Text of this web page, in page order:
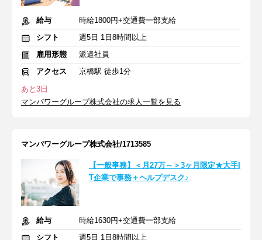
給与
時給1800円+交通費一部支給
シフト
週5日 1日8時間以上
雇用形態
派遣社員
アクセス
京橋駅 徒歩1分
あと3日
マンパワーグループ株式会社の求人一覧を見る
マンパワーグループ株式会社/1713585
【一般事務】＜月27万～＞3ヶ月限定★大手I
T企業で事務＋ヘルプデスク♪
給与
時給1630円+交通費一部支給
シフト
週5日 1日8時間以上